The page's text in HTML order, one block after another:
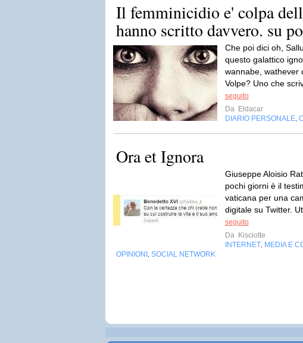
Il femminicidio e' colpa
hanno scritto davvero. su
Che poi dici oh,
questo galattico
wannabe, wathever
Volpe? Uno che
seguito
Da Eldacar
DIARIO PERSONALE
Ora et Ignora
Giuseppe Aloisio
pochi giorni è il
vaticana per una
digitale su Twitter.
seguito
Da Kisciotte
INTERNET MEDIA E
OPINIONI SOCIAL NETWORK